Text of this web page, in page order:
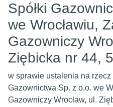
Spółki
we Wrocławiu,
Gazowniczy
Ziębicka nr 44,
w sprawie ustalenia na
Gazownictwa Sp. z o.o. we
Gazowniczy Wrocław, ul.